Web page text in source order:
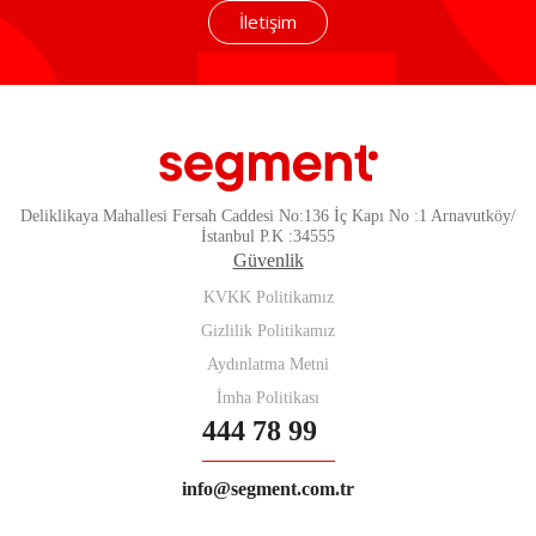
İletişim
Deliklikaya Mahallesi Fersah Caddesi No:136 İç Kapı No :1 Arnavutköy/
İstanbul P.K :34555
Güvenlik
KVKK Politikamız
Gizlilik Politikamız
Aydınlatma Metni
İmha Politikası
444 78 99
info@segment.com.tr